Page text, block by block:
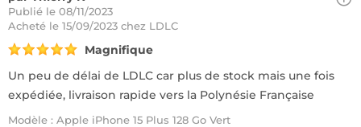
Publié le 08/11/2023
Acheté le 15/09/2023 chez LDLC
Magnifique
Un peu de délai de LDLC car plus de stock mais une fois
expédiée, livraison rapide vers la Polynésie Française
Modèle : Apple iPhone 15 Plus 128 Go Vert